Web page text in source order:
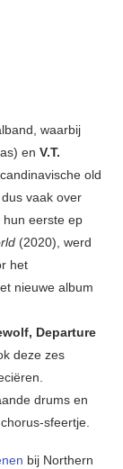
waarbij
en V.T.
old
vaak over
hun eerste ep
(2020), werd
het
nieuwe album
Departure
deze zes
drums en
sfeertje.
bij Northern